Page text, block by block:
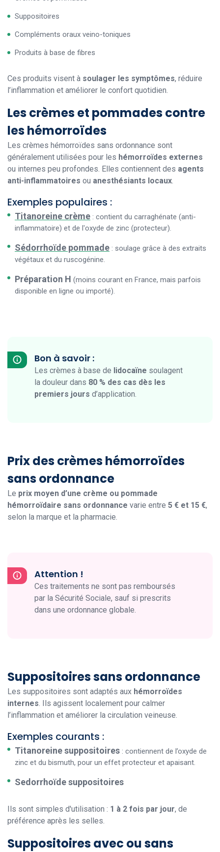
Suppositoires
Compléments oraux veino-toniques
Produits à base de fibres
Ces produits visent à soulager les symptômes, réduire
l’inflammation et améliorer le confort quotidien.
Les crèmes et pommades contre
les hémorroïdes
Les crèmes hémorroïdes sans ordonnance sont
généralement utilisées pour les hémorroïdes externes
ou internes peu profondes. Elles contiennent des agents
anti-inflammatoires ou anesthésiants locaux.
Exemples populaires :
Titanoreine crème : contient du carraghénate (anti-
inflammatoire) et de l'oxyde de zinc (protecteur).
Sédorrhoïde pommade : soulage grâce à des extraits
végétaux et du ruscogénine.
Préparation H (moins courant en France, mais parfois
disponible en ligne ou importé).
Bon à savoir :
Les crèmes à base de lidocaïne soulagent
la douleur dans 80 % des cas dès les
premiers jours d’application.
Prix des crèmes hémorroïdes
sans ordonnance
Le prix moyen d’une crème ou pommade
hémorroïdaire sans ordonnance varie entre 5 € et 15 €,
selon la marque et la pharmacie.
Attention !
Ces traitements ne sont pas remboursés
par la Sécurité Sociale, sauf si prescrits
dans une ordonnance globale.
Suppositoires sans ordonnance
Les suppositoires sont adaptés aux hémorroïdes
internes. Ils agissent localement pour calmer
l’inflammation et améliorer la circulation veineuse.
Exemples courants :
Titanoreine suppositoires : contiennent de l’oxyde de
zinc et du bismuth, pour un effet protecteur et apaisant.
Sedorrhoïde suppositoires
Ils sont simples d'utilisation : 1 à 2 fois par jour, de
préférence après les selles.
Suppositoires avec ou sans